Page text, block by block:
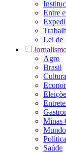
Entre
Lei de
Agro
Brasil
Minas
Mundo
Política
Saúde